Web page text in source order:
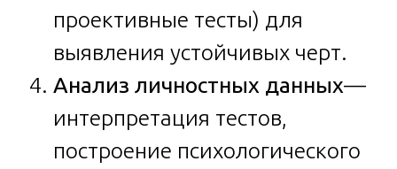
проективные тесты) для
выявления устойчивых черт.
Анализ личностных данных—
интерпретация тестов,
построение психологического